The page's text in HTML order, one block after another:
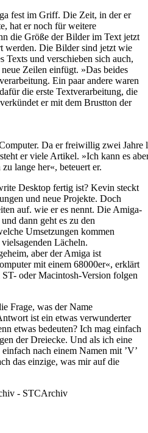
fest im Griff. Die Zeit, in der er
hat er noch für weitere
die Größe der Bilder im Text jetzt
werden. Die Bilder sind jetzt wie
Texts und verschieben sich auch,
Zeilen einfügt. »Das beides
Ein paar andere waren
die erste Textverarbeitung, die
er mit dem Brustton der
Da er freiwillig zwei Jahre
er viele Artikel. »Ich kann es
lange her«, beteuert er.
Desktop fertig ist? Kevin steckt
und neue Projekte. Doch
auf. wie er es nennt. Die Amiga-
dann geht es zu den
Umsetzungen kommen
Lächeln.
aber der Amiga ist
mit einem 68000er«, erklärt
oder Macintosh-Version folgen
Frage, was der Name
ist ein etwas verwunderter
etwas bedeuten? Ich mag einfach
der Dreiecke. Und als ich eine
nach einem Namen mit ’V’
das einzige, was mir auf die
- STCArchiv